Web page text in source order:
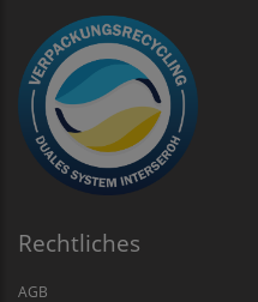
Rechtliches
AGB